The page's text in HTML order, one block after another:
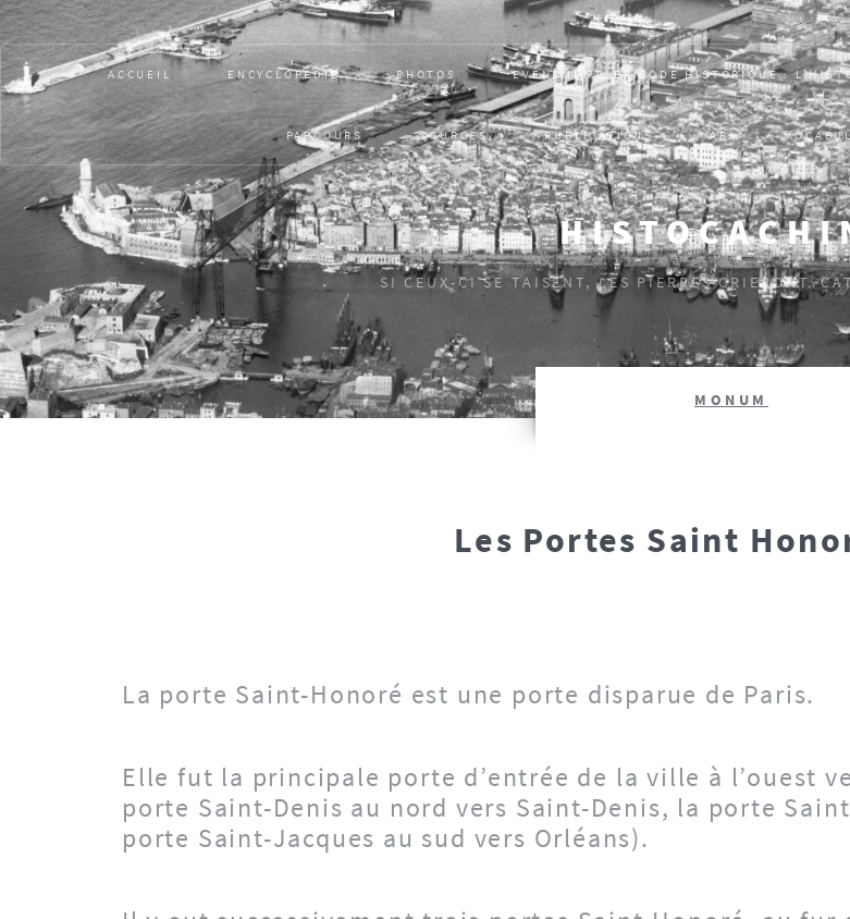
SI CEUX-CI SE TAISENT, LES PIERRES CRIERONT.
ACCUEIL ENCYCLOPÉDIE PHOTOS EVÈNEMENT, ÉPISODE HISTORIQUE :
PARCOURS SOURCES PUBLICATIONS AR
MONUM
Les Portes Saint
La porte Saint-Honoré est une porte disparue de Paris.
Elle fut la principale porte d’entrée de la ville à l’ouest
porte Saint-Denis au nord vers Saint-Denis, la porte
porte Saint-Jacques au sud vers Orléans).